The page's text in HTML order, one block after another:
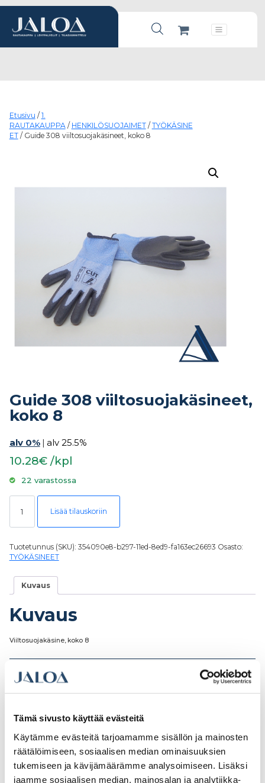
Tämä sivusto käyttää evästeitä
Käytämme evästeitä tarjoamamme sisällön ja mainosten
räätälöimiseen, sosiaalisen median ominaisuuksien
tukemiseen ja kävijämäärämme analysoimiseen. Lisäksi
jaamme sosiaalisen median, mainosalan ja analytiikka-
Products search
Päävalikko
Etusivu / 1.
RAUTAKAUPPA/ HENKILÖSUOJAIMET/ TYÖKÄSINE
ET/ Guide 308 viiltosuojakäsineet, koko 8
Guide 308 viiltosuojakäsineet,
koko 8
alv 0% | alv 25.5%
10.28€ /kpl
22 varastossa
Guide 308 viiltosuojakäsineet, koko 8 määrä
Lisää tilauskoriin
Tuotetunnus (SKU): 354090e8-b297-11ed-8ed9-fa163ec26693 Osasto:
TYÖKÄSINEET
Kuvaus
Kuvaus
Viiltosuojakäsine, koko 8